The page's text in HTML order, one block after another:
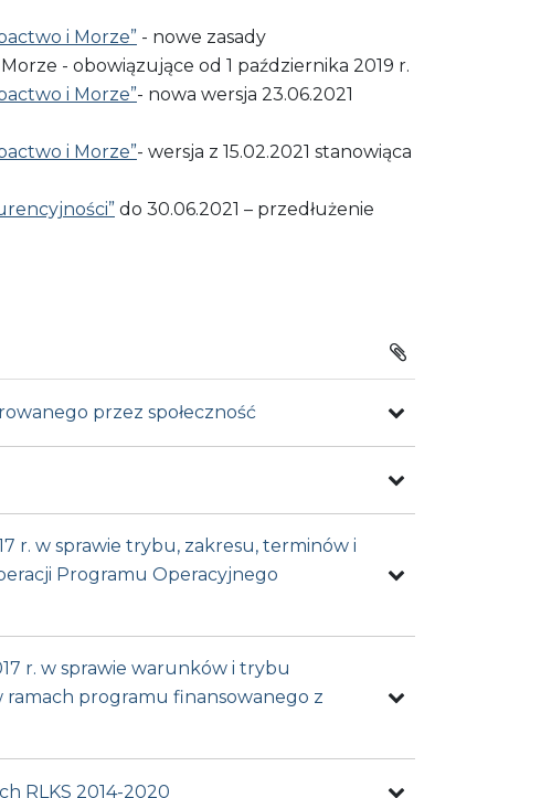
i Morze” - nowe​ zasady​
- obowiązujące​ od​ 1​ października​ 2019 r.
i Morze”- nowa wersja 23.06.2021
i Morze”- wersja z 15.02.2021 stanowiąca
do 30.06.2021 – przedłużenie​
przez społeczność
r. w sprawie trybu, zakresu, terminów i
Programu Operacyjnego
r. w sprawie warunków i trybu
ramach programu finansowanego z
RLKS 2014-2020